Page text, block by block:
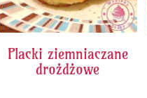
Placki ziemniaczane
drożdżowe